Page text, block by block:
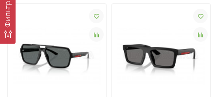
Фильтр